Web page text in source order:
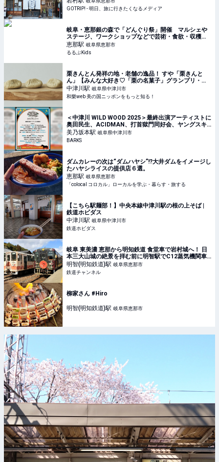
GOTRIP! - 明日、旅に行きたくなるメディア
岐⾩・恵那銀の森で「どんぐり祭」開催 マルシェや
ステージ、ワークショップなどで芸術・食欲・収穫の
秋を満喫 | るるぶKids
恵那駅 岐阜県恵那市
るるぶKids
栗きんとん発祥の地・老舗の逸品！ すや「栗きんと
ん」【みんな大好き♡「栗の名菓子」グランプリ・
３】 ｜ 和樂web 美の国ニッポンをもっと知る！
中津川駅 岐阜県中津川市
和樂web 美の国ニッポンをもっと知る！
＜中津川 WILD WOOD 2025＞最終出演アーティストに
奥田民生、ACIDMAN、打首獄門同好会、ヤングスキ
ニー、サバシスター、Chilli Beans.など13組発表
美乃坂本駅 岐阜県中津川市
BARKS
ダムカレーの次は“ダムハヤシ”!?大井ダムをイメージし
たハヤシライスの提供店６選。
恵那駅 岐阜県恵那市
「colocal コロカル」ローカルを学ぶ・暮らす・旅する
【こちら駅麺部！】中央本線中津川駅の根の上そば |
鉄道ホビダス
中津川駅 岐阜県中津川市
鉄道ホビダス
岐阜 東美濃 恵那から明知鉄道 食堂車で岩村城へ！ 日
本三大山城の絶景を拝む前に明智駅でC12蒸気機関車
とゆったりのんびりステキなカフェ時間 | 鉄道ニュー
ス | 鉄道チャンネル
明智(明知鉄道)駅 岐阜県恵那市
鉄道チャンネル
柳家さん #Hiro
明智(明知鉄道)駅 岐阜県恵那市